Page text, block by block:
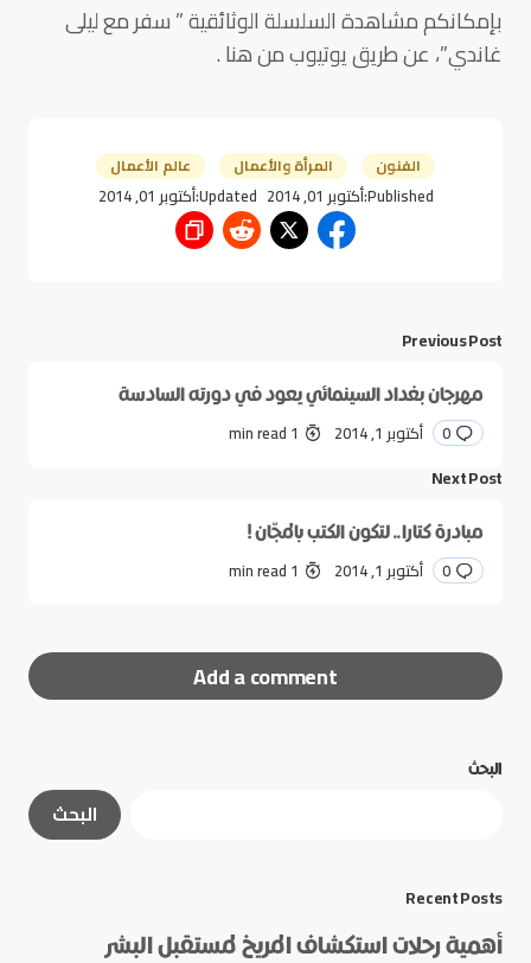
بإمكانكم مشاهدة السلسلة الوثائقية ” سفر مع ليلى
غاندي”، عن طريق يوتيوب من هنا .
الفنون المرأة والأعمال عالم الأعمال
Published:أكتوبر 01, 2014 Updated:أكتوبر 01, 2014
Previous Post
مهرجان بغداد السينمائي يعود في دورته السادسة
0 أكتوبر 1, 2014 1 min read
Next Post
مبادرة كتارا.. لتكون الكتب بالمجّان !
0 أكتوبر 1, 2014 1 min read
Add a comment
الحقول الإلزامية
البحث
البحث
Recent Posts
أهمية رحلات استكشاف المريخ لمستقبل البشر